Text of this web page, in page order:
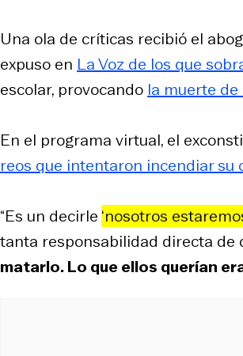
Una ola de críticas recibió el
expuso en La Voz de los que
escolar, provocando la muerte
En el programa virtual, el
reos que intentaron incendiar su
“Es un decirle ‘nosotros
tanta responsabilidad directa de
matarlo. Lo que ellos querían